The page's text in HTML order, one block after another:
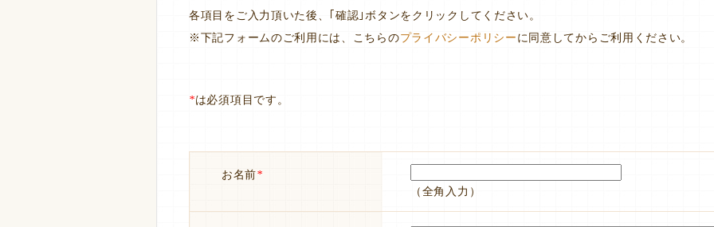
各項目をご入力頂いた後、｢確認｣ボタンをクリックしてください。
※下記フォームのご利用には、こちらのプライバシーポリシー に同意してからご利用ください。
*は必須項目です。
お名前*
（全角入力）